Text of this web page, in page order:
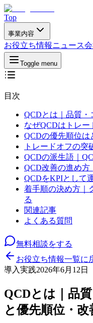
Top
事業内容
お役立ち情報ニュース
Toggle menu
目次
QCDとは｜品質・
なぜQCDはトレ
QCDの優先順位は
トレードオフの突
QCDの派生語｜
QCD改善の進め方
QCDをKPIとして
着手順の決め方｜
る
関連記事
よくある質問
無料相談をする
お役立ち情報一覧に
導入実践2026年6月12日
QCDとは｜品
と優先順位・